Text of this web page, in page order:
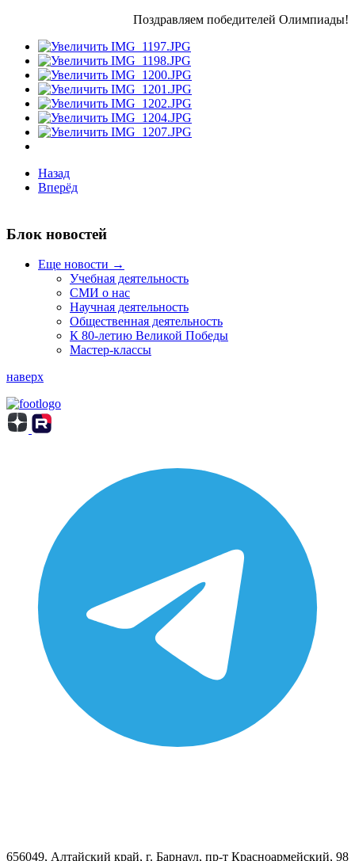
Поздравляем победителей Олимпиады!
Назад
Вперёд
Блок новостей
Еще новости →
Учебная деятельность
СМИ о нас
Научная деятельность
Общественная деятельность
К 80-летию Великой Победы
Мастер-классы
наверх
656049, Алтайский край, г. Барнаул, пр-т Красноармейский, 98